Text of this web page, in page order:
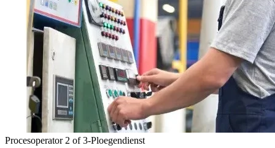
Procesoperator 2 of 3-Ploegendienst